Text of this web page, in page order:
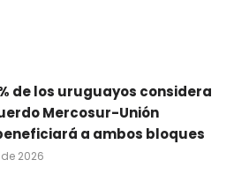
de los uruguayos considera
Mercosur-Unión
a ambos bloques
2026